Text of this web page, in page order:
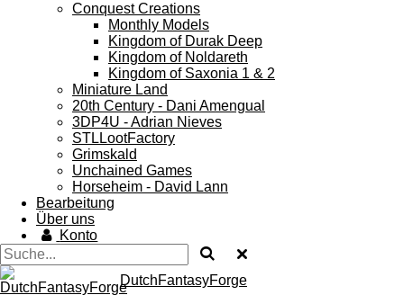
Conquest Creations
Monthly Models
Kingdom of Durak Deep
Kingdom of Noldareth
Kingdom of Saxonia 1 & 2
Miniature Land
20th Century - Dani Amengual
3DP4U - Adrian Nieves
STLLootFactory
Grimskald
Unchained Games
Horseheim - David Lann
Bearbeitung
Über uns
Konto
DutchFantasyForge